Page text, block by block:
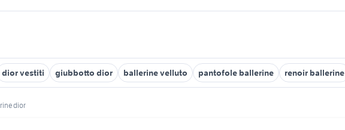
dior vestiti giubbotto dior ballerine velluto pantofole ballerine renoir ballerine
dior